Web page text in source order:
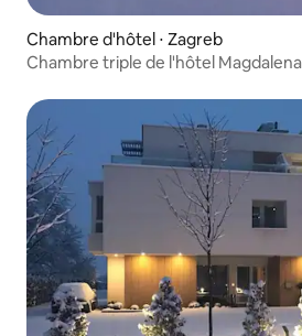
Chambre d'hôtel ⋅ Zagreb
Chambre triple de l'hôtel